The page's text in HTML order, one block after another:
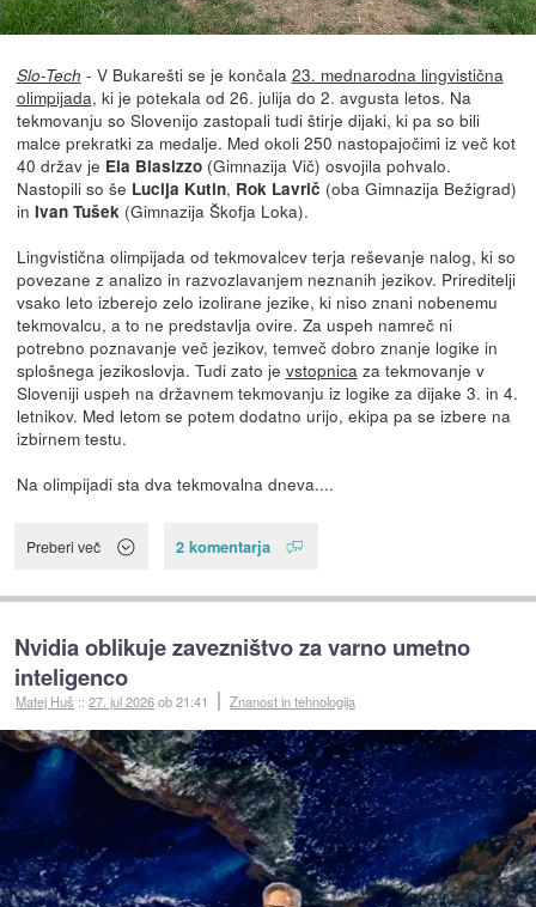
Slo-Tech - V Bukarešti se je končala 23. mednarodna lingvistična
olimpijada, ki je potekala od 26. julija do 2. avgusta letos. Na
tekmovanju so Slovenijo zastopali tudi štirje dijaki, ki pa so bili
malce prekratki za medalje. Med okoli 250 nastopajočimi iz več kot
40 držav je Ela Biasizzo(Gimnazija Vič) osvojila pohvalo.
Nastopili so še Lucija Kutin, Rok Lavrič (oba Gimnazija Bežigrad)
in Ivan Tušek (Gimnazija Škofja Loka).
Lingvistična olimpijada od tekmovalcev terja reševanje nalog, ki so
povezane z analizo in razvozlavanjem neznanih jezikov. Prireditelji
vsako leto izberejo zelo izolirane jezike, ki niso znani nobenemu
tekmovalcu, a to ne predstavlja ovire. Za uspeh namreč ni
potrebno poznavanje več jezikov, temveč dobro znanje logike in
splošnega jezikoslovja. Tudi zato je vstopnica za tekmovanje v
Sloveniji uspeh na državnem tekmovanju iz logike za dijake 3. in 4.
letnikov. Med letom se potem dodatno urijo, ekipa pa se izbere na
izbirnem testu.
Na olimpijadi sta dva tekmovalna dneva....
Preberi več 2 komentarja
Nvidia oblikuje zavezništvo za varno umetno
inteligenco
Matej Huš ::27. jul 2026ob 21:41 Znanost in tehnologija